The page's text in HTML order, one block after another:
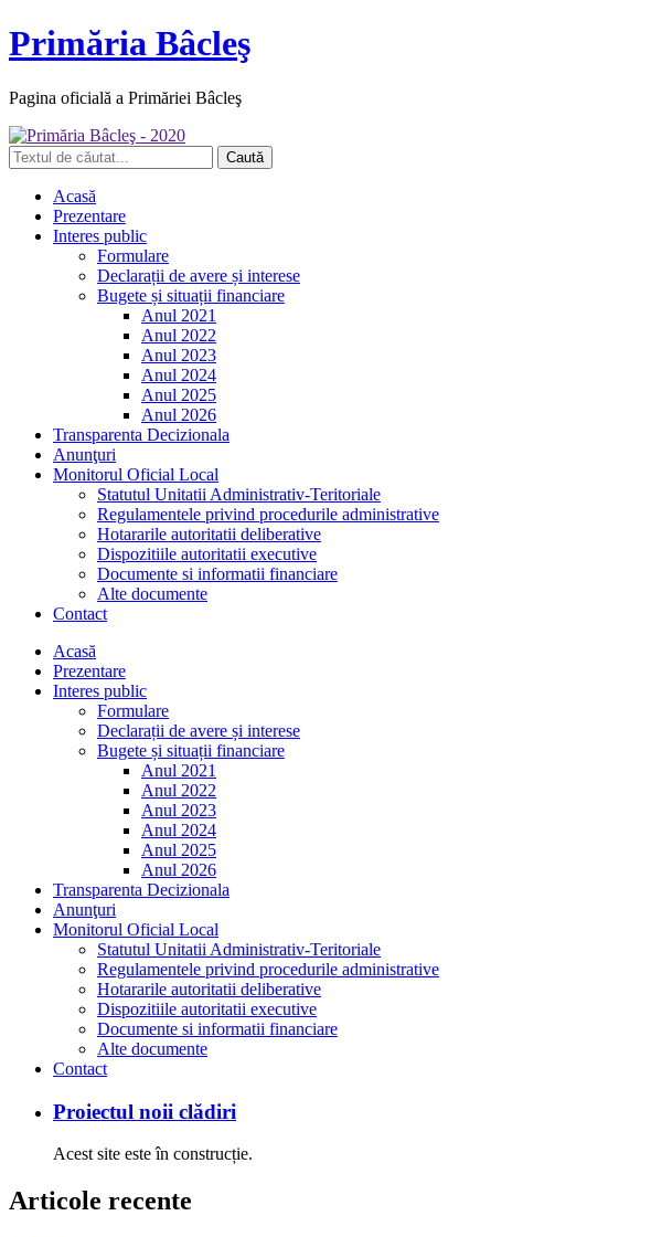
Primăria Bâcleş
Pagina oficială a Primăriei Bâcleş
Acasă
Prezentare
Interes public
Formulare
Declarații de avere și interese
Bugete și situații financiare
Anul 2021
Anul 2022
Anul 2023
Anul 2024
Anul 2025
Anul 2026
Transparenta Decizionala
Anunţuri
Monitorul Oficial Local
Statutul Unitatii Administrativ-Teritoriale
Regulamentele privind procedurile administrative
Hotararile autoritatii deliberative
Dispozitiile autoritatii executive
Documente si informatii financiare
Alte documente
Contact
Acasă
Prezentare
Interes public
Formulare
Declarații de avere și interese
Bugete și situații financiare
Anul 2021
Anul 2022
Anul 2023
Anul 2024
Anul 2025
Anul 2026
Transparenta Decizionala
Anunţuri
Monitorul Oficial Local
Statutul Unitatii Administrativ-Teritoriale
Regulamentele privind procedurile administrative
Hotararile autoritatii deliberative
Dispozitiile autoritatii executive
Documente si informatii financiare
Alte documente
Contact
Proiectul noii clădiri
Acest site este în construcție.
Articole recente